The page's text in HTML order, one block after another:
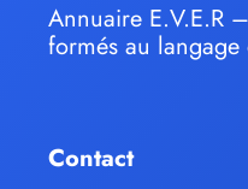
Annuaire E.V.E.R
formés au langage
Contact